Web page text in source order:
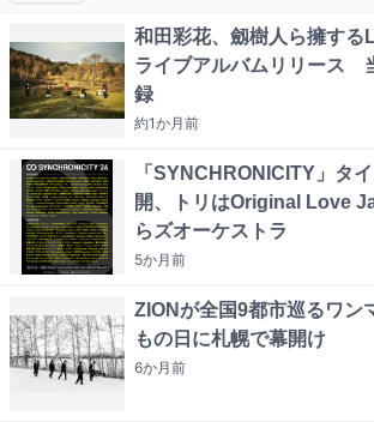
和田彩花、劔樹人ら擁する
ライブアルバムリリース
録
約1か月前
「SYNCHRONICITY」タ
開、トリはOriginal Love
らズオーケストラ
5か月前
ZIONが全国9都市巡るワン
もの日に札幌で幕開け
6か月前